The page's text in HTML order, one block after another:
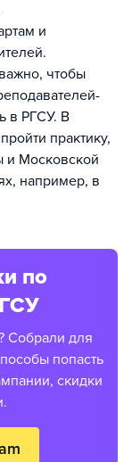
и
чтобы
в РГСУ. В
практику,
и Московской
например, в
по
Собрали для
попасть
скидки